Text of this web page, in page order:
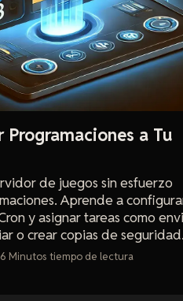
Programaciones a Tu
de juegos sin esfuerzo
Aprende a
y asignar tareas como
o crear copias de seguridad
de tu servidor.
6 Minutos tiempo de lectura